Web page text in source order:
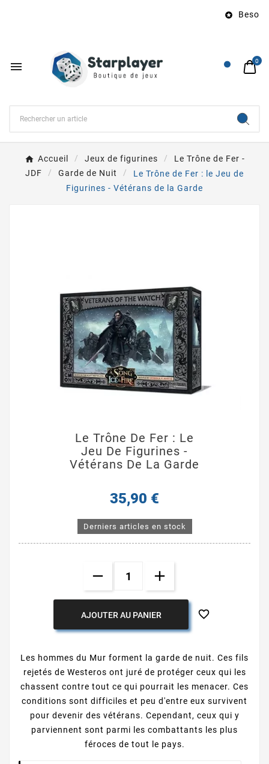
 Besoin
 0
Accueil Jeux de figurines
Le Trône de Fer -
JDF
Garde de Nuit
Le Trône de Fer : le Jeu de
Figurines - Vétérans de la Garde
Le Trône De Fer : Le
Jeu De Figurines -
Vétérans De La Garde
35,90 €
Derniers articles en stock
AJOUTER AU PANIER 
Les hommes du Mur forment la garde de nuit. Ces fils
rejetés de Westeros ont juré de protéger ceux qui les
chassent contre tout ce qui pourrait les menacer. Ces
conditions sont difficiles et peu d'entre eux survivent
pour devenir des vétérans. Cependant, ceux qui y
parviennent sont parmi les combattants les plus
féroces de tout le pays.